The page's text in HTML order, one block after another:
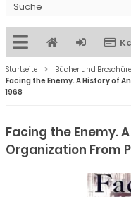
Startseite Bücher und
Facing the Enemy. A History of
1968
Facing the Enemy.
Organization From